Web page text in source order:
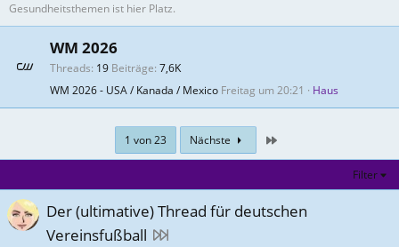
Gesundheitsthemen ist hier Platz.
WM 2026
Threads 19 Beiträge 7,6K
WM 2026 - USA / Kanada / Mexico Freitag um 20:21 Haus
1 von 23 Nächste
Filter
Der (ultimative) Thread für deutschen
Vereinsfußball